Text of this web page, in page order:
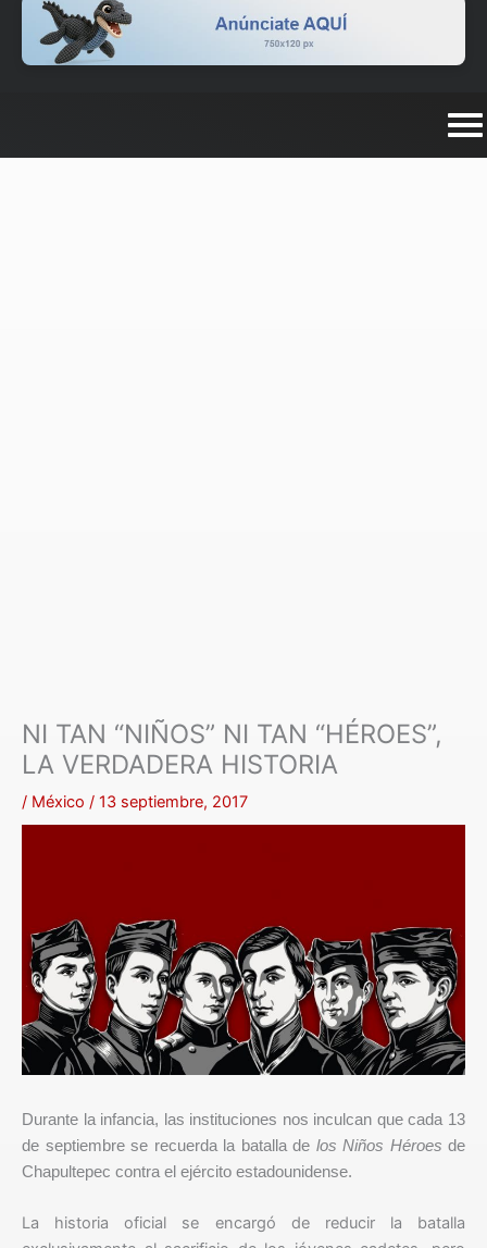
NI TAN “NIÑOS” NI TAN “HÉROES”,
LA VERDADERA HISTORIA
/ México / 13 septiembre, 2017
Durante la infancia, las instituciones nos inculcan que cada 13
de septiembre se recuerda la batalla de los Niños Héroes de
Chapultepec contra el ejército estadounidense.
La historia oficial se encargó de reducir la batalla